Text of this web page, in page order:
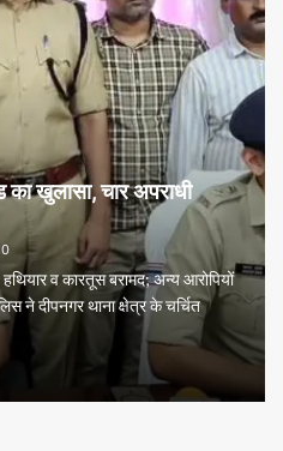
खुलासा, चार अपराधी
0
व कारतूस बरामद; अन्य आरोपियों
ने दीपनगर थाना क्षेत्र के चर्चित